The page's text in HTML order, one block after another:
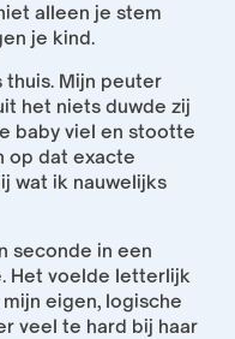
alleen je stem
je kind.
Mijn peuter
het niets duwde zij
baby viel en stootte
op dat exacte
wat ik nauwelijks
seconde in een
Het voelde letterlijk
eigen, logische
veel te hard bij haar